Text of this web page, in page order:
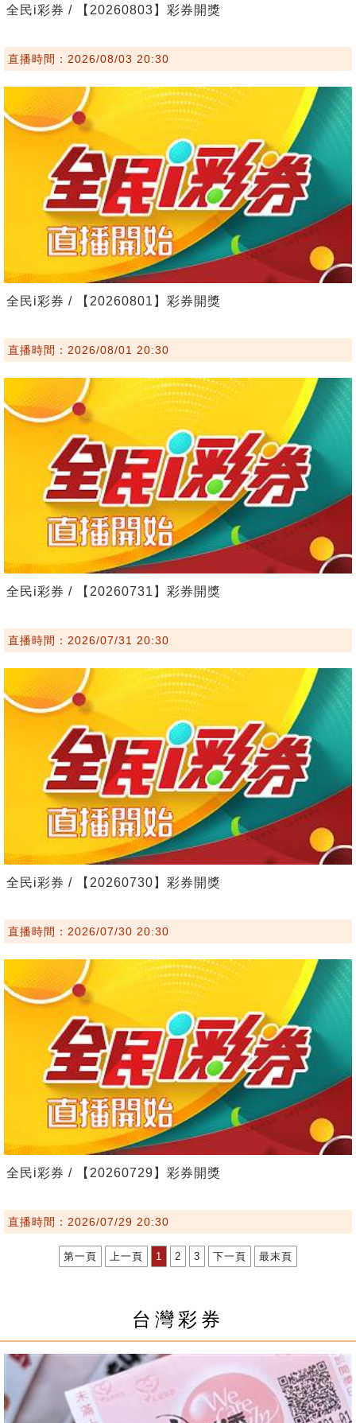
全民i彩券 / 【20260803】彩券開獎
直播時間：2026/08/03 20:30
全民i彩券 / 【20260801】彩券開獎
直播時間：2026/08/01 20:30
全民i彩券 / 【20260731】彩券開獎
直播時間：2026/07/31 20:30
全民i彩券 / 【20260730】彩券開獎
直播時間：2026/07/30 20:30
全民i彩券 / 【20260729】彩券開獎
直播時間：2026/07/29 20:30
第一頁 上一頁 1 2 3 下一頁 最末頁
台灣彩券